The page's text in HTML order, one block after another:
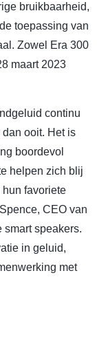
bruikbaarheid,
toepassing van
Zowel Era 300
maart 2023
continu
ooit. Het is
boordevol
helpen zich blij
favoriete
CEO van
smart speakers.
in geluid,
met